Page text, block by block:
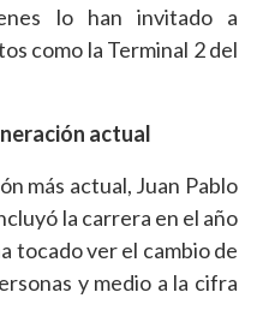
lo han invitado a
como la Terminal 2 del
actual
más actual, Juan Pablo
la carrera en el año
tocado ver el cambio de
y medio a la cifra